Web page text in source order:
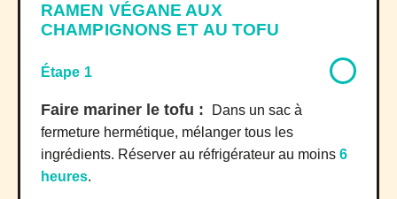
RAMEN VÉGANE AUX
CHAMPIGNONS ET AU TOFU
Étape 1
Faire mariner le tofu :
Dans un sac à
fermeture hermétique, mélanger tous les
ingrédients. Réserver au réfrigérateur au moins 6
heures.